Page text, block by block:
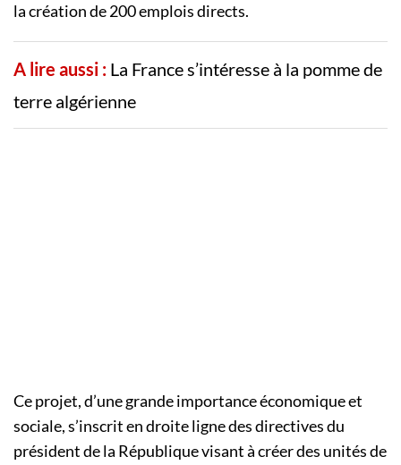
la création de 200 emplois directs.
A lire aussi : La France s’intéresse à la pomme de
terre algérienne
Ce projet, d’une grande importance économique et
sociale, s’inscrit en droite ligne des directives du
président de la République visant à créer des unités de